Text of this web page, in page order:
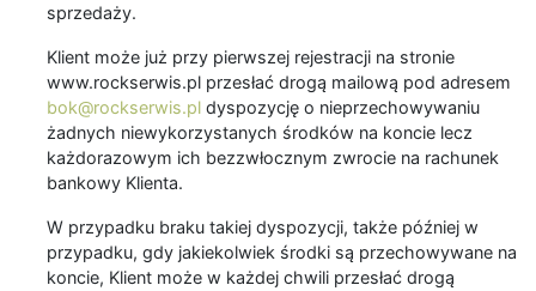
sprzedaży.
Klient może już przy pierwszej rejestracji na stronie
www.rockserwis.pl przesłać drogą mailową pod adresem
bok@rockserwis.pl dyspozycję o nieprzechowywaniu
żadnych niewykorzystanych środków na koncie lecz
każdorazowym ich bezzwłocznym zwrocie na rachunek
bankowy Klienta.
W przypadku braku takiej dyspozycji, także później w
przypadku, gdy jakiekolwiek środki są przechowywane na
koncie, Klient może w każdej chwili przesłać drogą